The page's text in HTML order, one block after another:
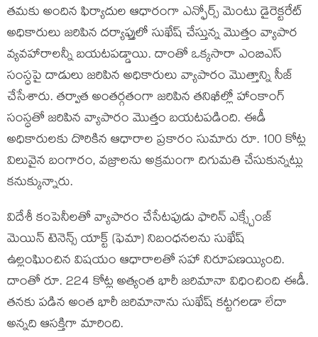
తమకు అందిన ఫిర్యాదుల ఆధారంగా ఎన్ఫోర్స్ మెంటు డైరెక్టరేట్
అధికారులు జరిపిన దర్యాప్తులో సుఖేష్ చేస్తున్న మొత్తం వ్యాపార
వ్యవహారాలన్నీ బయటపడ్డాయి. దాంతో ఒక్కసారా ఎంబిఎస్
సంస్ధపై దాడులు జరిపిన అధికారులు వ్యాపారం మొత్తాన్ని సీజ్
చేసేశారు. తర్వాత అంతర్గతంగా జరిపిన తనిఖీల్లో హాంకాంగ్
సంస్ధతో జరిపిన వ్యాపారం మొత్తం బయటపడింది. ఈడీ
అధికారులకు దొరికిన ఆధారాల ప్రకారం సుమారు రూ. 100 కోట్ల
విలువైన బంగారం, వజ్రాలను అక్రమంగా దిగుమతి చేసుకున్నట్లు
కనుక్కున్నారు.
విదేశీ కంపెనీలతో వ్యాపారం చేసేటపుడు ఫారిన్ ఎక్స్చేంజ్
మెయిన్ టెనెన్స్ యాక్ట్ (ఫెమా) నిబంధనలను సుఖేష్
ఉల్లంఘించిన విషయం ఆధారాలతో సహా నిరూపణయ్యింది.
దాంతో రూ. 224 కోట్ల అత్యంత భారీ జరిమానా విధించింది ఈడీ.
తనకు పడిన అంత భారీ జరిమానాను సుఖేష్ కట్టగలడా లేదా
అన్నది ఆసక్తిగా మారింది.